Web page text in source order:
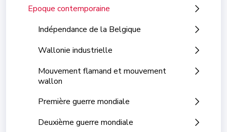
Epoque contemporaine
Indépendance de la Belgique
Wallonie industrielle
Mouvement flamand et mouvement
wallon
Première guerre mondiale
Deuxième guerre mondiale